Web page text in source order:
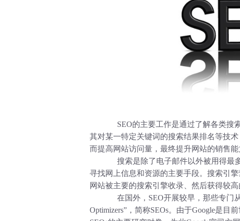
SEO的主要工作是通过了解各类搜
其对某一特定关键词的搜索结果排名等技
而提高网站访问量，最终提升网站的销售能
搜索是除了电子邮件以外被用得最多
寻找网上信息和资源的主要手段。搜索引
网站被主要的搜索引擎收录、然后获得较
在国外，SEO开展较早，那些专门从
Optimizers”，简称SEOs。由于Google是目